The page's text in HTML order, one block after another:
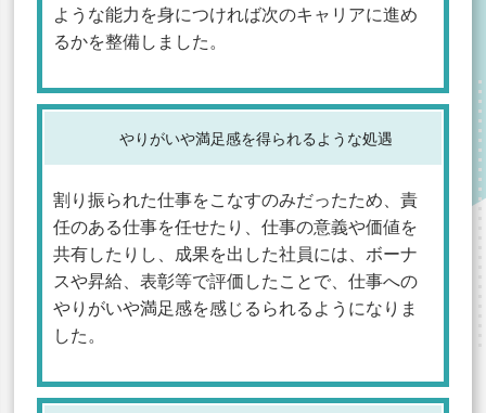
ような能力を身につければ次のキャリアに進め
るかを整備しました。
やりがいや満足感を得られるような処遇
割り振られた仕事をこなすのみだったため、責
任のある仕事を任せたり、仕事の意義や価値を
共有したりし、成果を出した社員には、ボーナ
スや昇給、表彰等で評価したことで、仕事への
やりがいや満足感を感じるられるようになりま
した。